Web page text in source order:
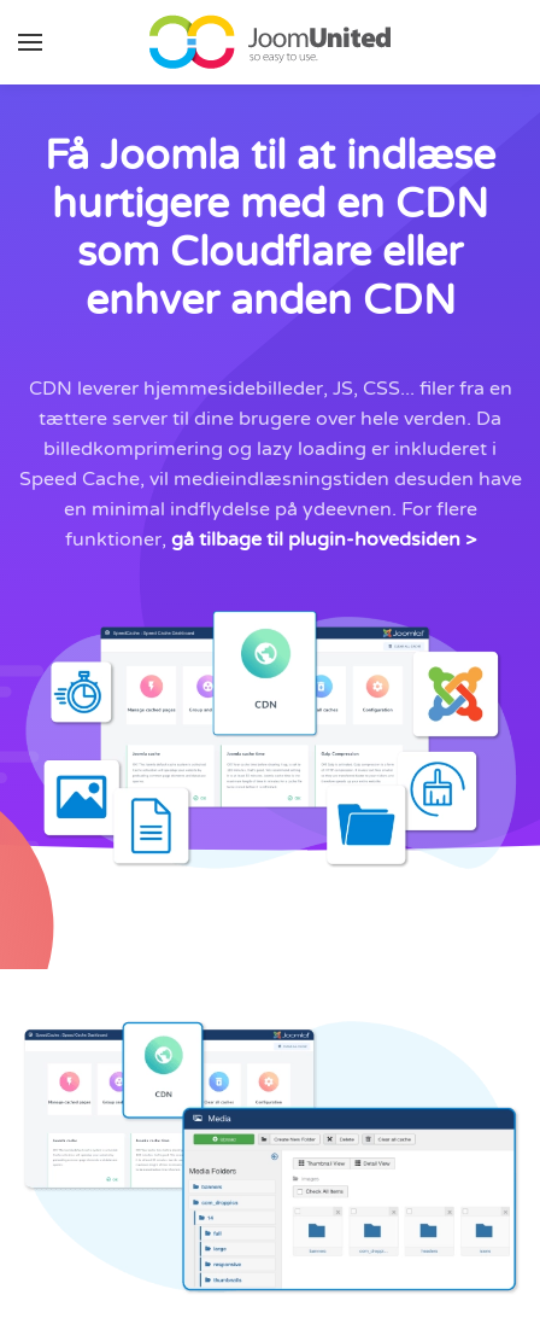
Gå til hovedindhold
Få Joomla til at indlæse
hurtigere med en CDN
som Cloudflare eller
enhver anden CDN
CDN leverer hjemmesidebilleder, JS, CSS... filer fra en
tættere server til dine brugere over hele verden. Da
billedkomprimering og lazy loading er inkluderet i
Speed Cache, vil medieindlæsningstiden desuden have
en minimal indflydelse på ydeevnen. For flere
funktioner, gå tilbage til plugin-hovedsiden >